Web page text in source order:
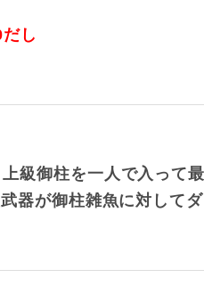
し
級御柱を一人で入って
器が御柱雑魚に対して